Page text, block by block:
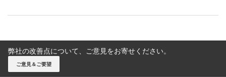
弊社の改善点について、ご意見をお寄せください。
ご意見＆ご要望